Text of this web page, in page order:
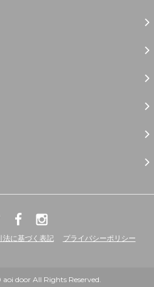
法に基づく表記 プライバシーポリシー
door All Rights Reserved.